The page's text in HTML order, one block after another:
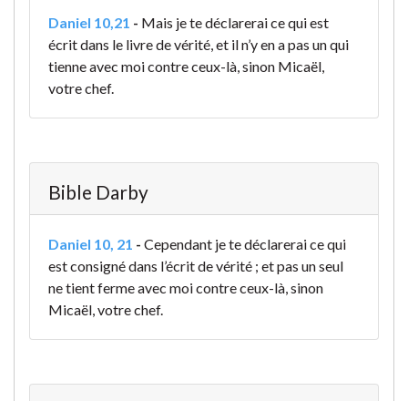
Daniel 10,21 - Mais je te déclarerai ce qui est
écrit dans le livre de vérité, et il n’y en a pas un qui
tienne avec moi contre ceux-là, sinon Micaël,
votre chef.
Bible Darby
Daniel 10, 21 - Cependant je te déclarerai ce qui
est consigné dans l’écrit de vérité ; et pas un seul
ne tient ferme avec moi contre ceux-là, sinon
Micaël, votre chef.